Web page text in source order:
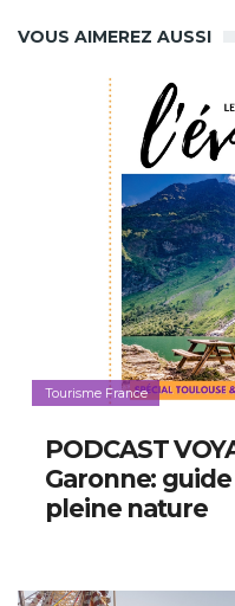
VOUS AIMEREZ AUSSI
Tourisme France
PODCAST
Garonne:
pleine nature